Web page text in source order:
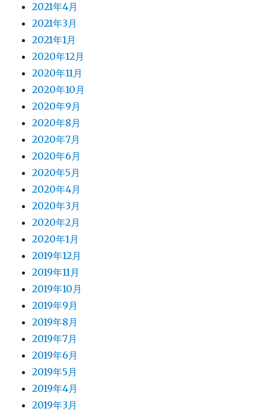
2021年4月
2021年3月
2021年1月
2020年12月
2020年11月
2020年10月
2020年9月
2020年8月
2020年7月
2020年6月
2020年5月
2020年4月
2020年3月
2020年2月
2020年1月
2019年12月
2019年11月
2019年10月
2019年9月
2019年8月
2019年7月
2019年6月
2019年5月
2019年4月
2019年3月